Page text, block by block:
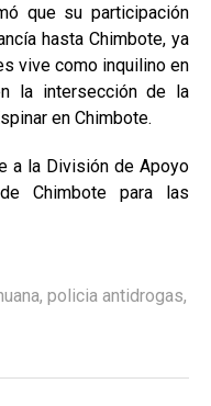
que su participación
hasta Chimbote, ya
vive como inquilino en
la intersección de la
en Chimbote.
a la División de Apoyo
Chimbote para las
, policia antidrogas,